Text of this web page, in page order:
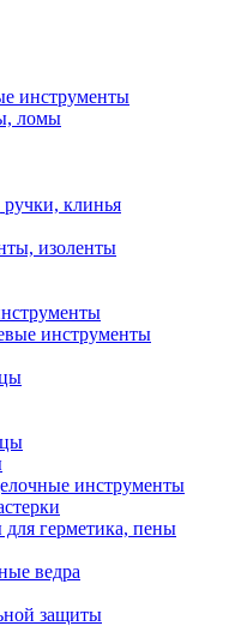
инструменты
ломы
клинья
изоленты
инструменты
инструменты
герметика, пены
ведра
защиты